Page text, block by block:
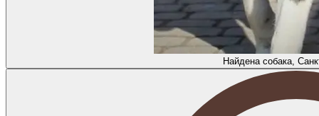
Найдена собака,